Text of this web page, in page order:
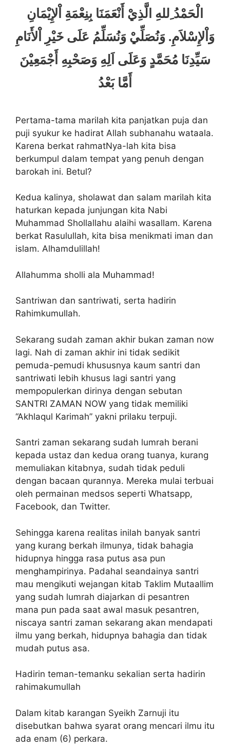
الْحَمْدُ ِللهِ الَّذِيْ أَنْعَمَنَا بِنِعْمَةِ اْلإِيْمَانِ
وَاْلإِسْلاَمِ. وَنُصَلِّيْ وَنُسَلِّمُ عَلَى خَيْرِ اْلأَنَامِ
سَيِّدِنَا مُحَمَّدٍ وَعَلَى اَلِهِ وَصَحْبِهِ أَجْمَعِيْنَ
أَمَّا بَعْدُ
Pertama-tama marilah kita panjatkan puja dan
puji syukur ke hadirat Allah subhanahu wataala.
Karena berkat rahmatNya-lah kita bisa
berkumpul dalam tempat yang penuh dengan
barokah ini. Betul?
Kedua kalinya, sholawat dan salam marilah kita
haturkan kepada junjungan kita Nabi
Muhammad Shollallahu alaihi wasallam. Karena
berkat Rasulullah, kita bisa menikmati iman dan
islam. Alhamdulillah!
Allahumma sholli ala Muhammad!
Santriwan dan santriwati, serta hadirin
Rahimkumullah.
Sekarang sudah zaman akhir bukan zaman now
lagi. Nah di zaman akhir ini tidak sedikit
pemuda-pemudi khususnya kaum santri dan
santriwati lebih khusus lagi santri yang
mempopulerkan dirinya dengan sebutan
SANTRI ZAMAN NOW yang tidak memiliki
“Akhlaqul Karimah” yakni prilaku terpuji.
Santri zaman sekarang sudah lumrah berani
kepada ustaz dan kedua orang tuanya, kurang
memuliakan kitabnya, sudah tidak peduli
dengan bacaan qurannya. Mereka mulai terbuai
oleh permainan medsos seperti Whatsapp,
Facebook, dan Twitter.
Sehingga karena realitas inilah banyak santri
yang kurang berkah ilmunya, tidak bahagia
hidupnya hingga rasa putus asa pun
menghampirinya. Padahal seandainya santri
mau mengikuti wejangan kitab Taklim Mutaallim
yang sudah lumrah diajarkan di pesantren
mana pun pada saat awal masuk pesantren,
niscaya santri zaman sekarang akan mendapati
ilmu yang berkah, hidupnya bahagia dan tidak
mudah putus asa.
Hadirin teman-temanku sekalian serta hadirin
rahimakumullah
Dalam kitab karangan Syeikh Zarnuji itu
disebutkan bahwa syarat orang mencari ilmu itu
ada enam (6) perkara.